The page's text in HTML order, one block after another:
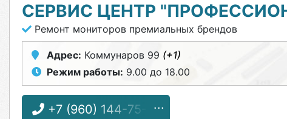
СЕРВИС ЦЕНТР
Ремонт мониторов премиальных брендов
Адрес: Коммунаров 99 (+1)
Режим работы: 9.00 до 18.00
+7 (960) 144-75-91